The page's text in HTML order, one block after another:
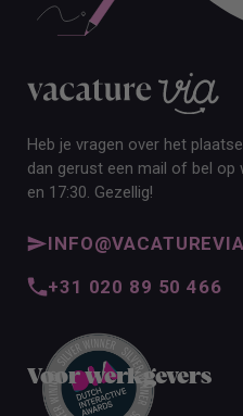
Heb je vragen over het
dan gerust een mail of bel op
en 17:30. Gezellig!
+31 020 89 50 466
Voor werkgevers